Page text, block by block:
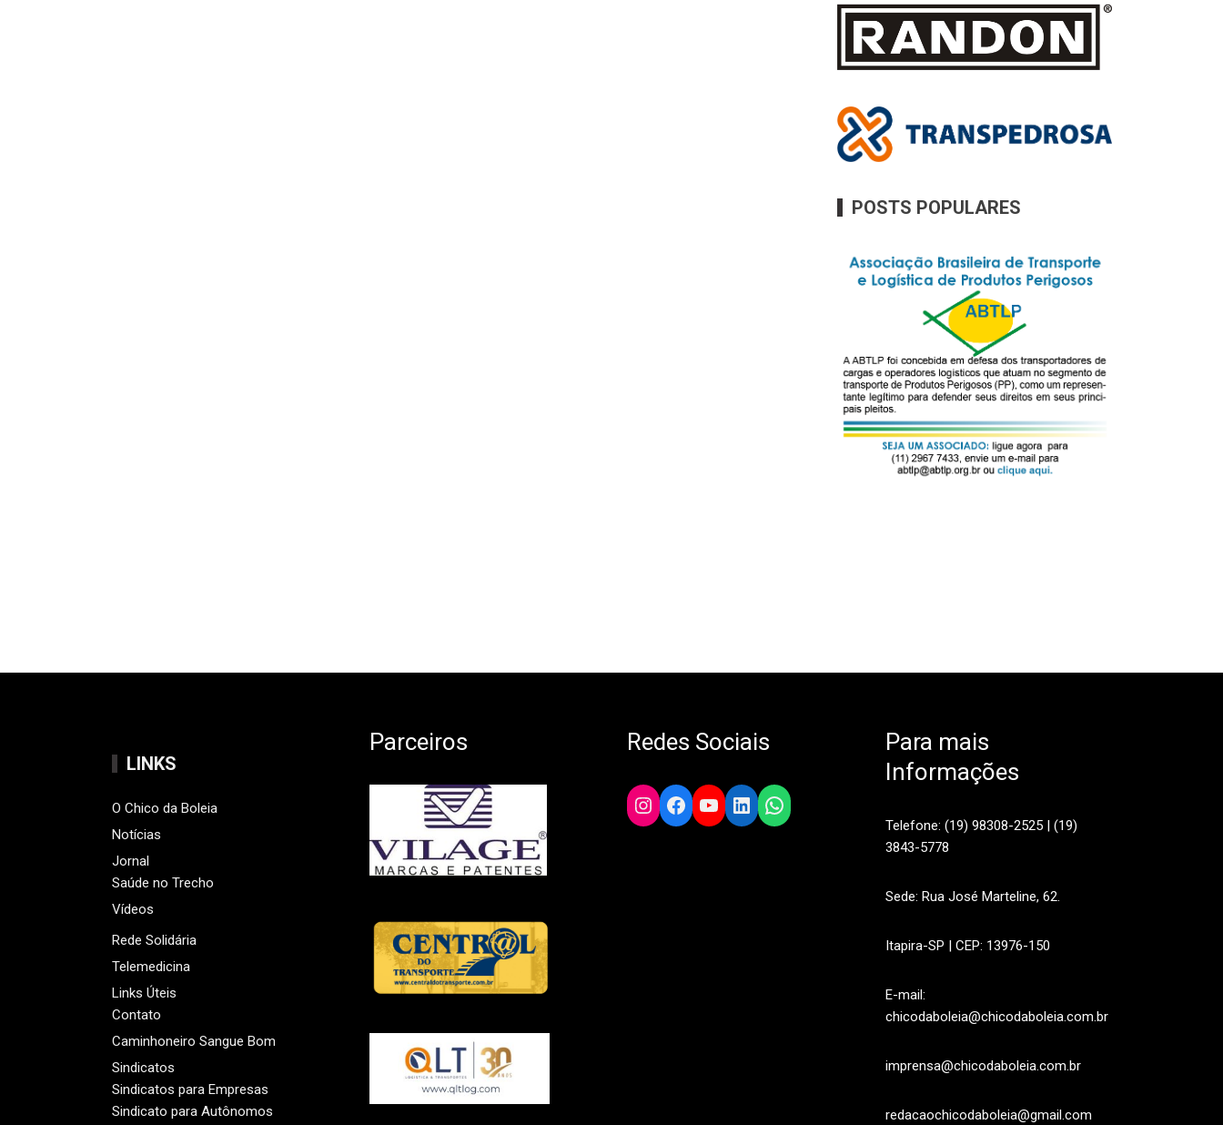
POSTS POPULARES
LINKS
O Chico da Boleia
Notícias
Jornal
Saúde no Trecho
Vídeos
Rede Solidária
Telemedicina
Links Úteis
Contato
Caminhoneiro Sangue Bom
Sindicatos
Sindicatos para Empresas
Sindicato para Autônomos
Parceiros Redes Sociais
Instagram
Facebook
YouTube
LinkedIn
WhatsApp
Para mais
Informações
Telefone: (19) 98308-2525 | (19)
3843-5778
Sede: Rua José Marteline, 62.
Itapira-SP | CEP: 13976-150
E-mail:
chicodaboleia@chicodaboleia.com.br
imprensa@chicodaboleia.com.br
redacaochicodaboleia@gmail.com